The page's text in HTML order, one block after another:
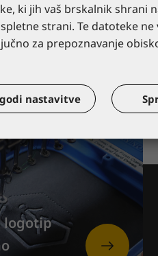
logotip
ki jih vaš brskalnik shrani
strani. Te datoteke ne
za prepoznavanje
nastavitve